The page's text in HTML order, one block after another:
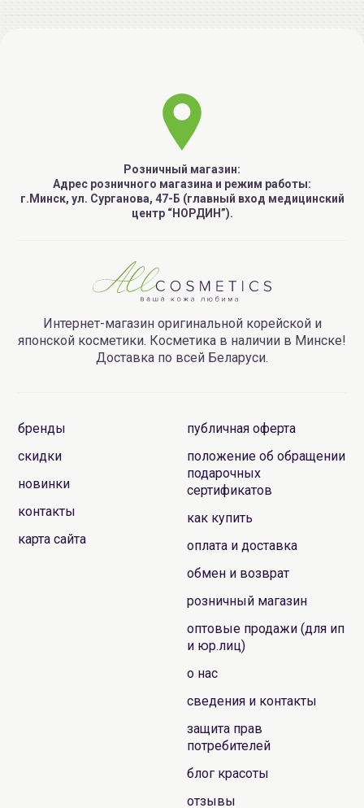
Розничный магазин:
Адрес розничного магазина и режим работы:
г.Минск, ул. Сурганова, 47-Б (главный вход медицинский
центр “НОРДИН”).
Интернет-магазин оригинальной корейской и
японской косметики. Косметика в наличии в Минске!
Доставка по всей Беларуси.
бренды
скидки
новинки
контакты
карта сайта
публичная оферта
положение об обращении
подарочных
сертификатов
как купить
оплата и доставка
обмен и возврат
розничный магазин
оптовые продажи (для ип
и юр.лиц)
о нас
сведения и контакты
защита прав
потребителей
блог красоты
отзывы